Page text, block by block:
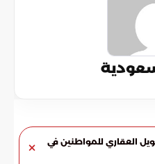
العقاري للمواطنين في